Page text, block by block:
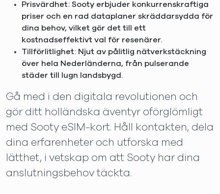
Prisvärdhet: Sooty erbjuder konkurrenskraftiga
priser och en rad dataplaner skräddarsydda för
dina behov, vilket gör det till ett
kostnadseffektivt val för resenärer.
Tillförlitlighet: Njut av pålitlig nätverkstäckning
över hela Nederländerna, från pulserande
städer till lugn landsbygd.
Gå med i den digitala revolutionen och
gör ditt holländska äventyr oförglömligt
med Sooty eSIM-kort. Håll kontakten, dela
dina erfarenheter och utforska med
lätthet, i vetskap om att Sooty har dina
anslutningsbehov täckta.